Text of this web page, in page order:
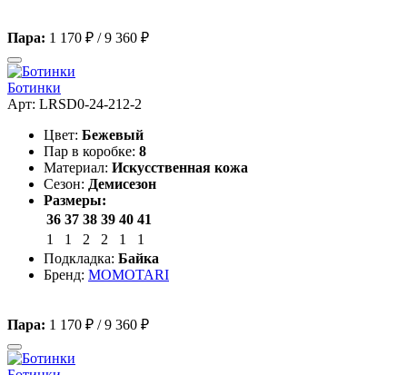
Пара: 1 170 ₽ /9 360 ₽
Ботинки
Арт: LRSD0-24-212-2
Цвет: Бежевый
Пар в коробке: 8
Материал: Искусственная кожа
Сезон: Демисезон
Размеры:
36 37 38 39 40 41
1
1 2 2 1
1
Подкладка: Байка
Бренд: MOMOTARI
Пара: 1 170 ₽ /9 360 ₽